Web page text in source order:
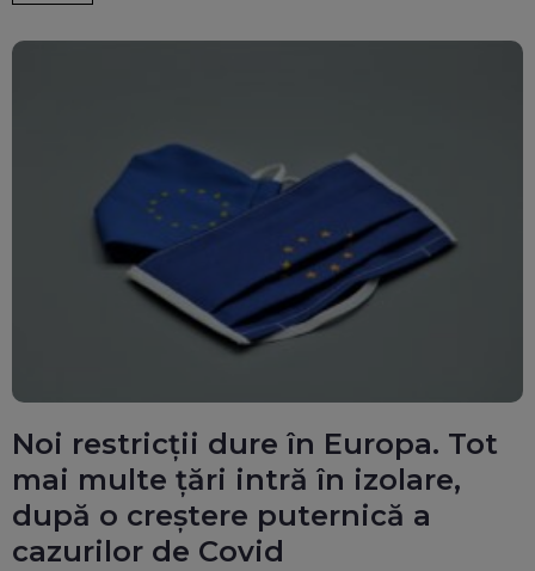
Noi restricții dure în Europa. Tot
mai multe țări intră în izolare,
după o creștere puternică a
cazurilor de Covid